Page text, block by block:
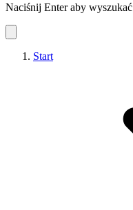
Naciśnij Enter aby
Start